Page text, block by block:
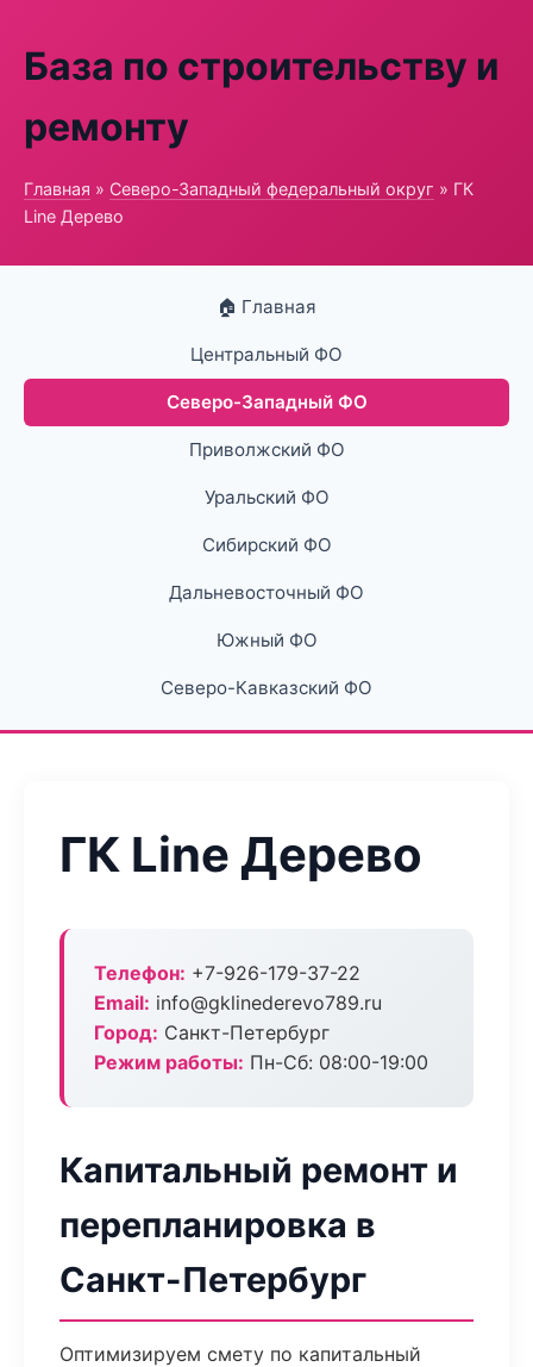
База по строительству и
ремонту
Главная » Северо-Западный федеральный округ » ГК
Line Дерево
🏠 Главная
Центральный ФО
Северо-Западный ФО
Приволжский ФО
Уральский ФО
Сибирский ФО
Дальневосточный ФО
Южный ФО
Северо-Кавказский ФО
ГК Line Дерево
Телефон: +7-926-179-37-22
Email: info@gklinederevo789.ru
Город: Санкт-Петербург
Режим работы: Пн-Сб: 08:00-19:00
Капитальный ремонт и
перепланировка в
Санкт-Петербург
Оптимизируем смету по капитальный